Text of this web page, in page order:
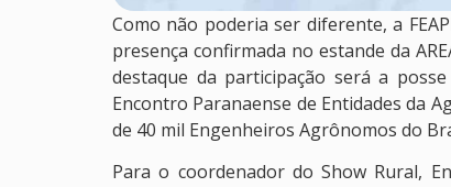
Como não poderia ser diferente, a
presença confirmada no estande da
destaque da participação será a
Encontro Paranaense de Entidades da
de 40 mil Engenheiros Agrônomos do
Para o coordenador do Show Rural,